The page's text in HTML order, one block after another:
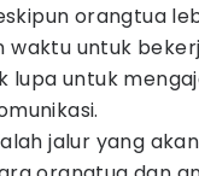
orangtua
waktu untuk
lupa untuk
jalur yang